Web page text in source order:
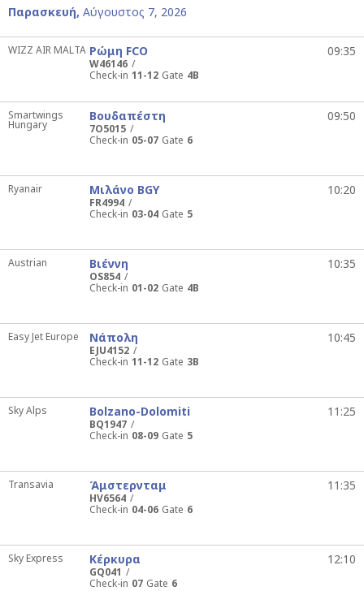
Παρασκευή, Αύγουστος 7, 2026
WIZZ AIR MALTA
W46146
Ρώμη FCO 09:35
Check-in 11-12 Gate 4B
Smartwings
Hungary 7O5015
Βουδαπέστη 09:50
Check-in 05-07 Gate 6
Ryanair
FR4994
Μιλάνο BGY 10:20
Check-in 03-04 Gate 5
Austrian
OS854
Βιέννη 10:35
Check-in 01-02 Gate 4B
Easy Jet Europe
EJU4152
Νάπολη 10:45
Check-in 11-12 Gate 3B
Sky Alps
BQ1947
Bolzano-Dolomiti 11:25
Check-in 08-09 Gate 5
Transavia
HV6564
Άμστερνταμ 11:35
Check-in 04-06 Gate 6
Sky Express
GQ041
Κέρκυρα 12:10
Check-in 07 Gate 6